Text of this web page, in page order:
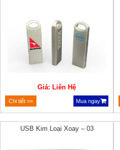
Giá: Liên Hệ
Chi tiết >> Mua ngay
USB Kim Loại Xoay – 03